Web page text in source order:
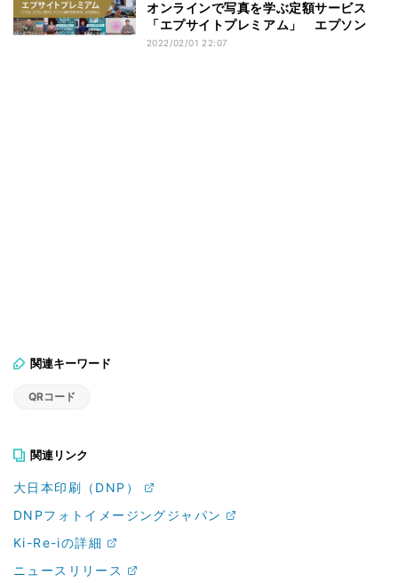
オンラインで写真を学ぶ定額サービス
「エプサイトプレミアム」 エプソン
2022/02/01 22:07
関連キーワード
QRコード
関連リンク
大日本印刷（DNP）
DNPフォトイメージングジャパン
Ki-Re-iの詳細
ニュースリリース